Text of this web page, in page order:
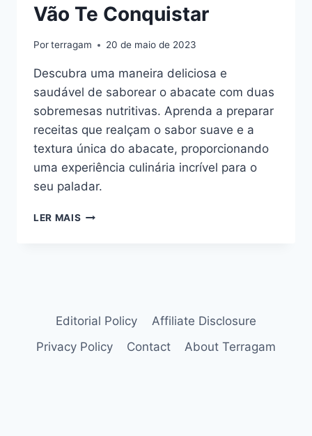
Vão Te Conquistar
Porterragam 20 de maio de 2023
Descubra uma maneira deliciosa e
saudável de saborear o abacate com duas
sobremesas nutritivas. Aprenda a preparar
receitas que realçam o sabor suave e a
textura única do abacate, proporcionando
uma experiência culinária incrível para o
seu paladar.
LER MAIS SOBREMESA
TE
CONQUISTAR
Editorial Policy
Affiliate Disclosure
Privacy Policy
Contact About Terragam